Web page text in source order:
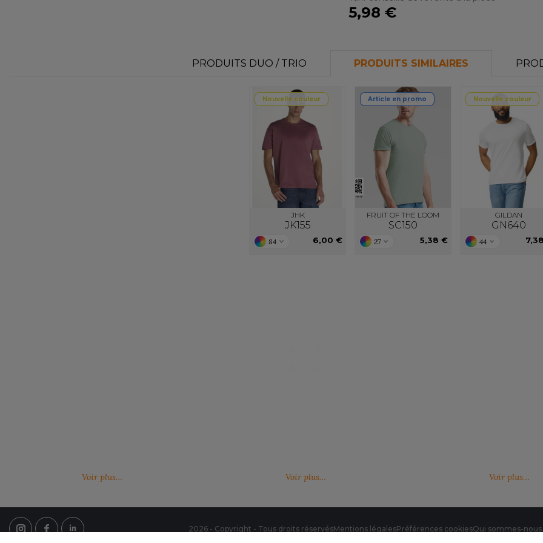
5,98 €
PRODUITS DUO / TRIO PRODUITS SIMILAIRES
Nouvelle couleur
JHK
JK155
84 6,00 €
Article en promo
FRUIT OF THE LOOM
SC150
27 5,38 €
Nouvelle couleur
GILDAN
GN640
44
Voir plus… Voir plus… Voir plus…
2026 - Copyright - Tous droits réservésMentions légalesPréférences cookiesQui sommes-nous